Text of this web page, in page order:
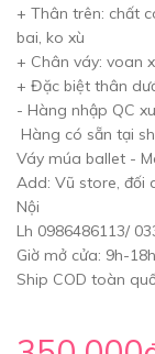
+ Thân trên: chất
bai, ko xù
+ Chân váy: voan
+ Đặc biệt thân
- Hàng nhập QC
Hàng có sẵn tại
Váy múa ballet -
Add: Vũ store, đối
Nội
Lh 0986486113/
Giờ mở cửa: 9h-18h
Ship COD toàn